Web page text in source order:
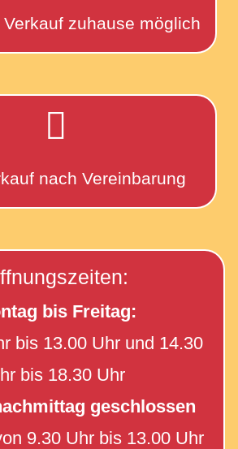
zuhause möglich

nach Vereinbarung
bis Freitag:
bis 13.00 Uhr und 14.30
bis 18.30 Uhr
geschlossen
9.30 Uhr bis 13.00 Uhr